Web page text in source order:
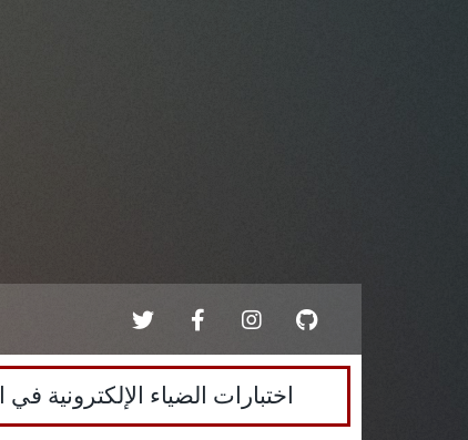
اختبارات الضياء الإلكترونية في القدرات اللفظية -